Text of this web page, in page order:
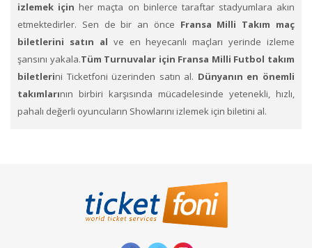
izlemek için her maçta on binlerce taraftar stadyumlara akın
etmektedirler. Sen de bir an önce Fransa Milli Takım maç
biletlerini satın al ve en heyecanlı maçları yerinde izleme
şansını yakala.Tüm Turnuvalar için Fransa Milli Futbol takım
biletlerini Ticketfoni üzerinden satın al. Dünyanın en önemli
takımlarının birbiri karşısında mücadelesinde yetenekli, hızlı,
pahalı değerli oyuncuların Showlarını izlemek için biletini al.
futbolculara sahip çıkıyorlar.
FransaTakımını desteklemek için
stadyumdaki yerlerini dolduruyor.Ticketfoni üzerinden
Fransa Milli Takımı Bileti satın almak için,